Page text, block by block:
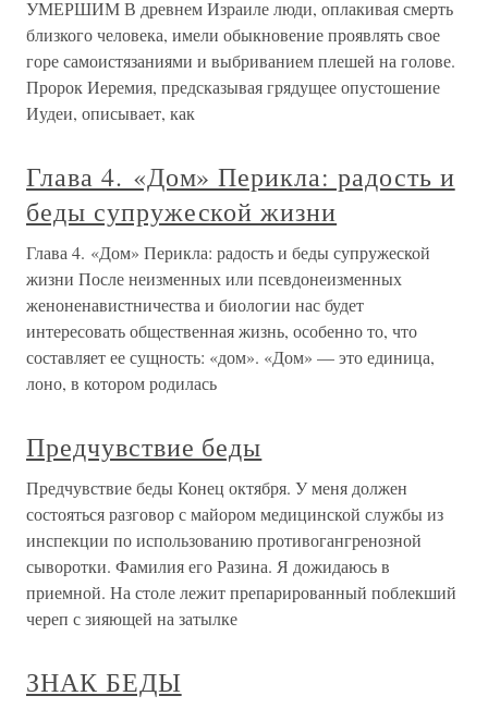
УМЕРШИМ В древнем Израиле люди, оплакивая смерть
близкого человека, имели обыкновение проявлять свое
горе самоистязаниями и выбриванием плешей на голове.
Пророк Иеремия, предсказывая грядущее опустошение
Иудеи, описывает, как
Глава 4. «Дом» Перикла: радость и
беды супружеской жизни
Глава 4. «Дом» Перикла: радость и беды супружеской
жизни После неизменных или псевдонеизменных
женоненавистничества и биологии нас будет
интересовать общественная жизнь, особенно то, что
составляет ее сущность: «дом». «Дом» — это единица,
лоно, в котором родилась
Предчувствие беды
Предчувствие беды Конец октября. У меня должен
состояться разговор с майором медицинской службы из
инспекции по использованию противогангренозной
сыворотки. Фамилия его Разина. Я дожидаюсь в
приемной. На столе лежит препарированный поблекший
череп с зияющей на затылке
ЗНАК БЕДЫ